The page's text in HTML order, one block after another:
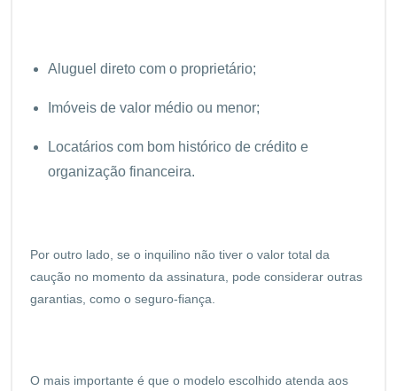
Aluguel direto com o proprietário;
Imóveis de valor médio ou menor;
Locatários com bom histórico de crédito e
organização financeira.
Por outro lado, se o inquilino não tiver o valor total da
caução no momento da assinatura, pode considerar outras
garantias, como o seguro-fiança.
O mais importante é que o modelo escolhido atenda aos